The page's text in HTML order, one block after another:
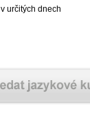
v určitých dnech